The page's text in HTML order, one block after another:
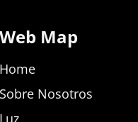
Web Map
Home
Sobre Nosotros
Luz